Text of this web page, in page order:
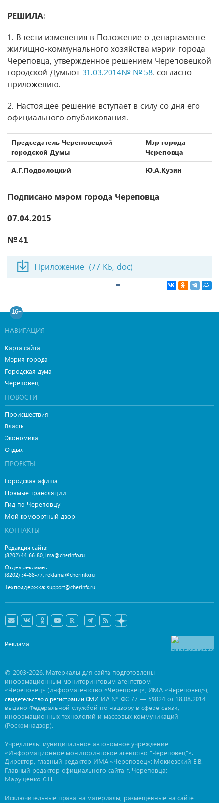
РЕШИЛА:
1. Внести изменения в Положение о департаменте
жилищно-коммунального хозяйства мэрии города
Череповца, утвержденное решением Череповецкой
городской Думыот 31.03.2014№ № 58, согласно
приложению.
2. Настоящее решение вступает в силу со дня его
официального опубликования.
Председатель Череповецкой
городской Думы
Мэр города
Череповца
А.Г.Подволоцкий
Ю.А.Кузин
Подписано мэром города Череповца
07.04.2015
№ 41
Приложение (77 КБ, doc)
16+
НАВИГАЦИЯ
Карта сайта
Мэрия города
Городская дума
Череповец
НОВОСТИ
Происшествия
Власть
Экономика
Отдых
ПРОЕКТЫ
Городская афиша
Прямые трансляции
Гид по Череповцу
Мой комфортный двор
КОНТАКТЫ
Редакция сайта:
(8202) 44-66-80, ima@cherinfo.ru
Отдел рекламы:
(8202) 54-88-77, reklama@cherinfo.ru
Техподдержка: support@cherinfo.ru
Реклама
© 2003-2026. Материалы для сайта подготовлены
информационным мониторинговым агентством
«Череповец» (информагентство «Череповец», ИМА «Череповец»),
свидетельство о регистрации СМИ ИА № ФС 77 — 59024 от 18.08.2014
выдано Федеральной службой по надзору в сфере связи,
информационных технологий и массовых коммуникаций
(Роскомнадзор).
Учредитель: муниципальное автономное учреждение
«Информационное мониторинговое агентство "Череповец"».
Директор, главный редактор ИМА «Череповец»: Мокиевский Е.В.
Главный редактор официального сайта г. Череповца:
Марущенко С.Н.
Исключительные права на материалы, размещённые на сайте